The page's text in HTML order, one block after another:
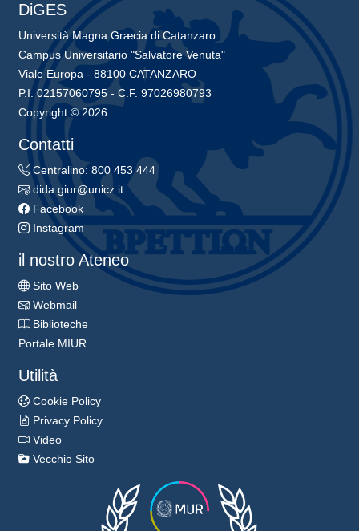
DiGES
Università Magna Græcia di Catanzaro
Campus Universitario "Salvatore Venuta"
Viale Europa - 88100 CATANZARO
P.I. 02157060795 - C.F. 97026980793
Copyright © 2026
Contatti
Centralino: 800 453 444
dida.giur@unicz.it
Facebook
Instagram
il nostro Ateneo
Sito Web
Webmail
Biblioteche
Portale MIUR
Utilità
Cookie Policy
Privacy Policy
Video
Vecchio Sito